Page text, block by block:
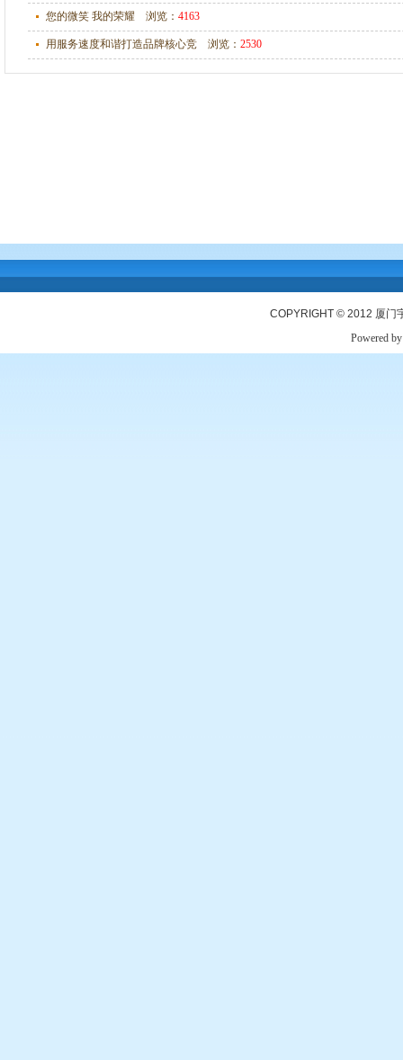
您的微笑 我的荣耀 浏览： 4163
用服务速度和谐打造品牌核心竞 浏览： 2530
COPYRIGHT © 2012 厦门
Powered